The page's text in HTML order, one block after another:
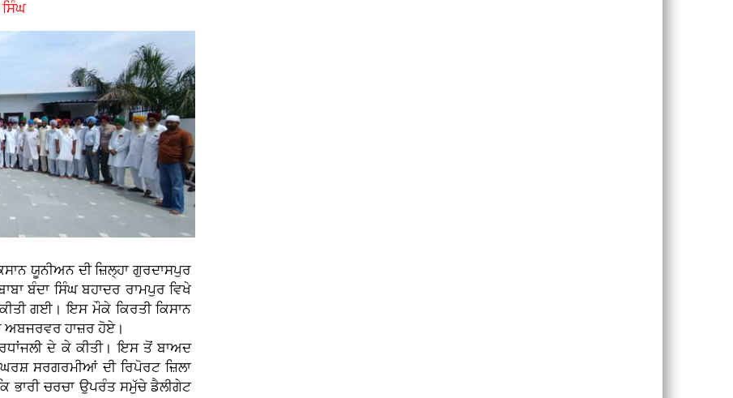
ਯੂਨੀਅਨ ਦੀ ਜ਼ਿਲ੍ਹਾ ਗੁਰਦਾਸਪੁਰ
ਬੰਦਾ ਸਿੰਘ ਬਹਾਦਰ ਰਾਮਪੁਰ ਵਿਖੇ
ਗਈ। ਇਸ ਮੌਕੇ ਕਿਰਤੀ ਕਿਸਾਨ
ਅਬਜਰਵਰ ਹਾਜ਼ਰ ਹੋਏ।
ਦੇ ਕੇ ਕੀਤੀ। ਇਸ ਤੋਂ ਬਾਅਦ
ਸਰਗਰਮੀਆਂ ਦੀ ਰਿਪੋਰਟ ਜ਼ਿਲਾ
ਭਾਰੀ ਚਰਚਾ ਉਪਰੰਤ ਸਮੁੱਚੇ ਡੈਲੀਗੇਟ